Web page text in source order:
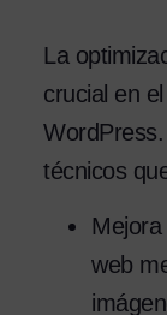
La
crucial en
técnicos
web